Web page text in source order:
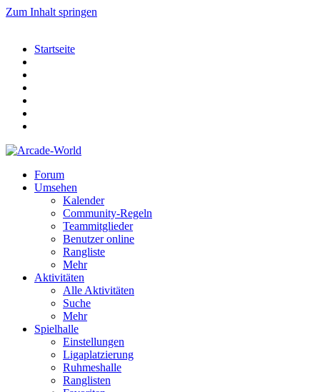
Zum Inhalt springen
Startseite
Forum
Umsehen
Kalender
Community-Regeln
Teammitglieder
Benutzer online
Rangliste
Mehr
Aktivitäten
Alle Aktivitäten
Suche
Mehr
Spielhalle
Einstellungen
Ligaplatzierung
Ruhmeshalle
Ranglisten